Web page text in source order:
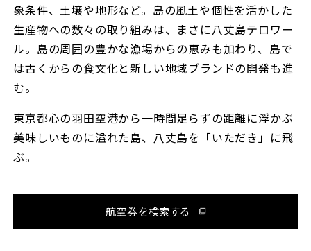
i
o
象条件、土壌や地形など。島の風土や個性を活かした
生産物への数々の取り組みは、まさに八丈島テロワー
ル。島の周囲の豊かな漁場からの恵みも加わり、島で
は古くからの食文化と新しい地域ブランドの開発も進
む。
東京都心の羽田空港から一時間足らずの距離に浮かぶ
美味しいものに溢れた島、八丈島を「いただき」に飛
ぶ。
航空券を検索する